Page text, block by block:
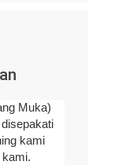
Muka)
kami